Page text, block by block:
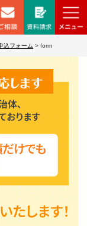
込フォーム > form